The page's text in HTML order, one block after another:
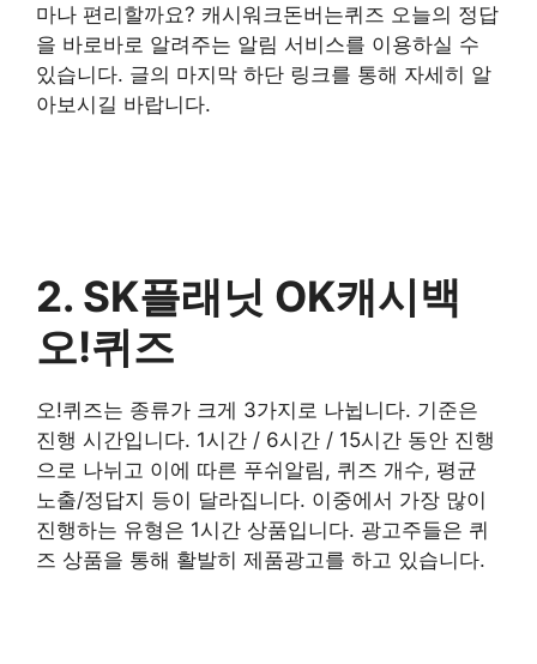
마나 편리할까요? 캐시워크돈버는퀴즈 오늘의 정답
을 바로바로 알려주는 알림 서비스를 이용하실 수
있습니다. 글의 마지막 하단 링크를 통해 자세히 알
아보시길 바랍니다.
2. SK플래닛 OK캐시백
오!퀴즈
오!퀴즈는 종류가 크게 3가지로 나뉩니다. 기준은
진행 시간입니다. 1시간 / 6시간 / 15시간 동안 진행
으로 나뉘고 이에 따른 푸쉬알림, 퀴즈 개수, 평균
노출/정답지 등이 달라집니다. 이중에서 가장 많이
진행하는 유형은 1시간 상품입니다. 광고주들은 퀴
즈 상품을 통해 활발히 제품광고를 하고 있습니다.